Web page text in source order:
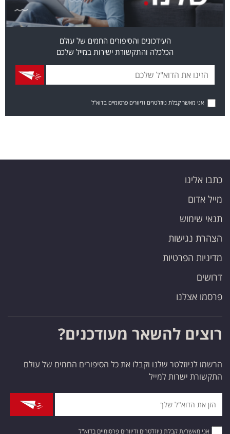
העידכונים והסיפורים החמים של עולם
הכלכלה והתקשורת ישירות במייל שלכם
אני מאשר קבלת ניוזלטרים ודיוורים פרסומיים בדוא"ל
כתבו אלינו
מייל אדום
תנאי שימוש
הצהרת נגישות
מדיניות הפרטיות
דרושים
פרסמו אצלנו
רוצים להשאר מעודכנים?
הרשמו לניוזלטר שלנו וקבלו את כל הסיפורים החמים של עולם
התקשורת ישרות למייל
אני מאשר/ת קבלת ניוזלטרים ודיוורים פרסומיים בדוא"ל